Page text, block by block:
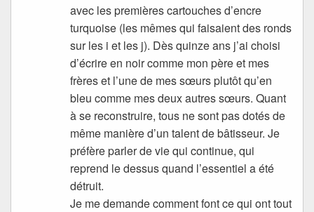
avec les premières cartouches d’encre
turquoise (les mêmes qui faisaient des ronds
sur les i et les j). Dès quinze ans j’ai choisi
d’écrire en noir comme mon père et mes
frères et l’une de mes sœurs plutôt qu’en
bleu comme mes deux autres sœurs. Quant
à se reconstruire, tous ne sont pas dotés de
même manière d’un talent de bâtisseur. Je
préfère parler de vie qui continue, qui
reprend le dessus quand l’essentiel a été
détruit.
Je me demande comment font ce qui ont tout